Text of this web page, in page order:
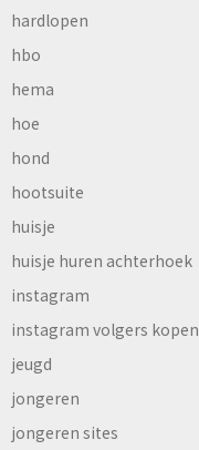
hardlopen
hbo
hema
hoe
hond
hootsuite
huisje
huisje huren achterhoek
instagram
instagram volgers kopen
jeugd
jongeren
jongeren sites